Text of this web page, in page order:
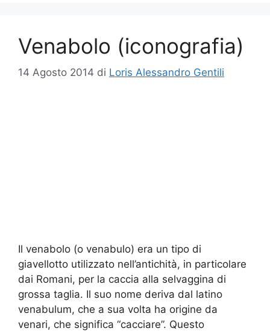
Venabolo (iconografia)
14 Agosto 2014 di Loris Alessandro Gentili
Il venabolo (o venabulo) era un tipo di
giavellotto utilizzato nell’antichità, in particolare
dai Romani, per la caccia alla selvaggina di
grossa taglia. Il suo nome deriva dal latino
venabulum, che a sua volta ha origine da
venari, che significa “cacciare”. Questo